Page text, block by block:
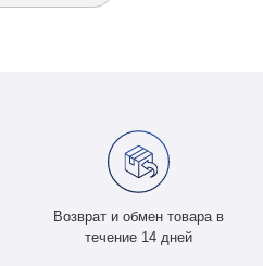
Возврат и обмен товара в
течение 14 дней